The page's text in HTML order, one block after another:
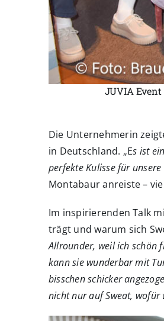
JUVIA
Die Unternehmerin
in Deutschland. „Es ist
perfekte Kulisse für
Montabaur anreiste –
Im inspirierenden Talk
trägt und warum sich
Allrounder, weil ich schön
kann sie wunderbar mit
bisschen schicker
nicht nur auf Sweat,